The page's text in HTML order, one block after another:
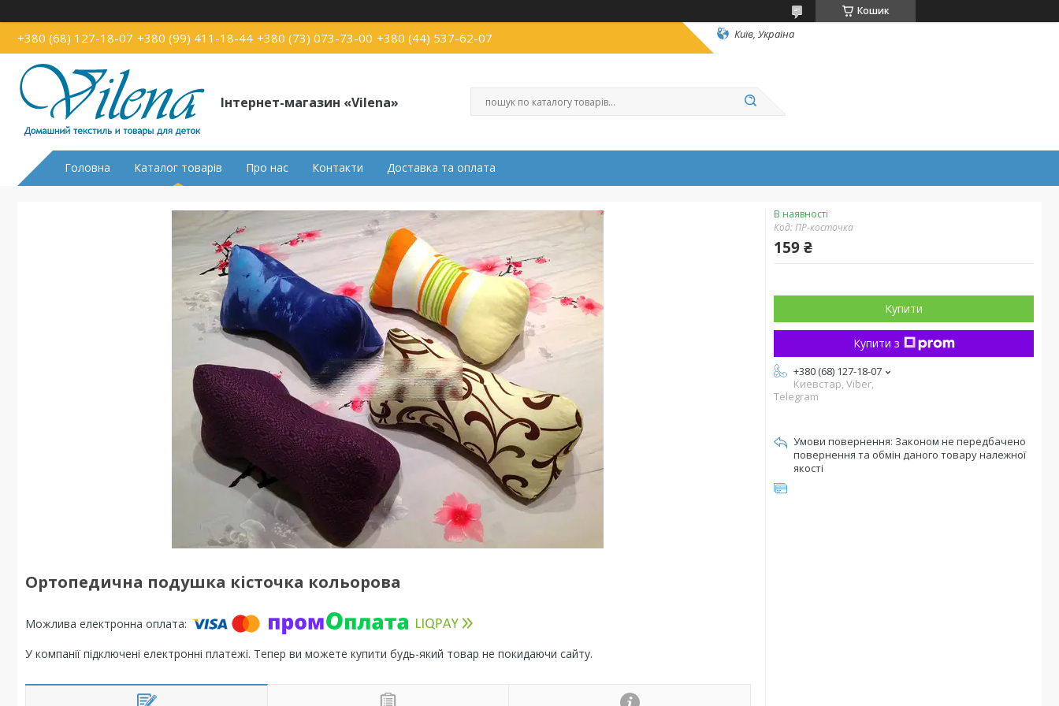
Кошик
+380 (68) 127-18-07 +380 (99) 411-18-44 +380 (73) 073-73-00 +380 (44) 537-62-07 Київ, Україна
Інтернет-магазин «Vilena»
Головна Каталог товарів Про нас Контакти Доставка та оплата
Ортопедична подушка кісточка кольорова
У компанії підключені електронні платежі. Тепер ви можете купити будь-який товар не покидаючи сайту.
В наявності
Код:ПР-косточка
159 ₴
Купити
Купити з
+380 (68) 127-18-07
Киевстар, Viber,
Telegram
Законом не передбачено
повернення та обмін даного товару належної
якості